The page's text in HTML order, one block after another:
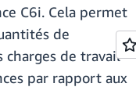
C6i. Cela permet
de
charges de travail
par rapport aux